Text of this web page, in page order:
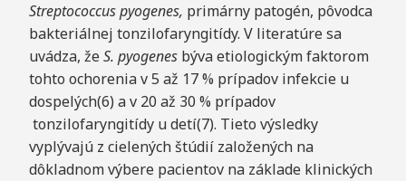
Streptococcus pyogenes, primárny patogén, pôvodca
bakteriálnej tonzilofaryngitídy. V literatúre sa
uvádza, žeS. pyogenes býva etiologickým faktorom
tohto ochorenia v 5 až 17 % prípadov infekcie u
dospelých(6) a v 20 až 30 % prípadov
tonzilofaryngitídy u detí(7). Tieto výsledky
vyplývajú z cielených štúdií založených na
dôkladnom výbere pacientov na základe klinických